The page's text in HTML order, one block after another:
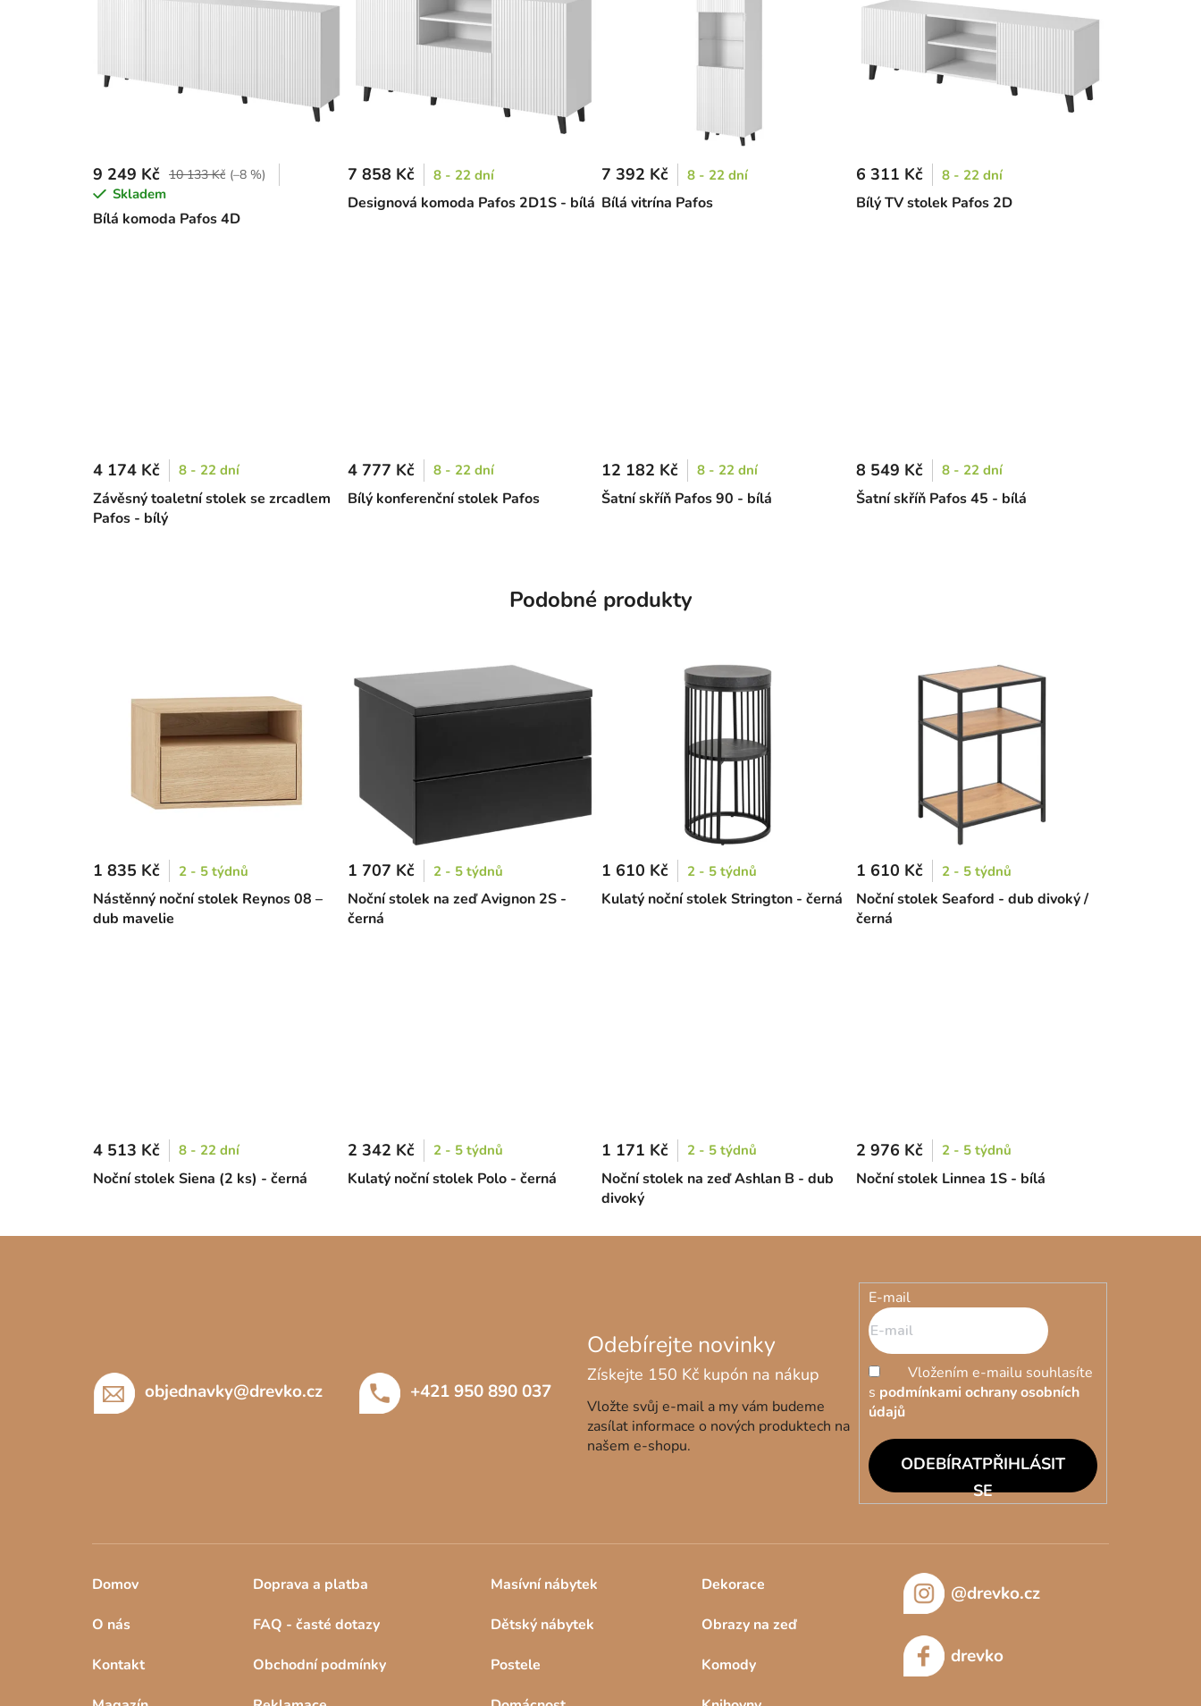
Bílá komoda Pafos 4D
9 249 Kč 10 133 Kč (–8 %)
Skladem Designová komoda Pafos 2D1S - bílá
7 858 Kč 8 - 22 dní
Bílá vitrína Pafos
7 392 Kč 8 - 22 dní
Bílý TV stolek Pafos 2D
6 311 Kč 8 - 22 dní
Závěsný toaletní stolek se zrcadlem
Pafos - bílý
4 174 Kč 8 - 22 dní
Bílý konferenční stolek Pafos
4 777 Kč 8 - 22 dní
Šatní skříň Pafos 90 - bílá
12 182 Kč 8 - 22 dní
Šatní skříň Pafos 45 - bílá
8 549 Kč 8 - 22 dní
Podobné produkty
Nástěnný noční stolek Reynos 08 –
dub mavelie
1 835 Kč 2 - 5 týdnů
Noční stolek na zeď Avignon 2S -
černá
1 707 Kč 2 - 5 týdnů
Kulatý noční stolek Strington - černá
1 610 Kč 2 - 5 týdnů
Noční stolek Seaford - dub divoký /
černá
1 610 Kč 2 - 5 týdnů
Noční stolek Siena (2 ks) - černá
4 513 Kč 8 - 22 dní
Kulatý noční stolek Polo - černá
2 342 Kč 2 - 5 týdnů
Noční stolek na zeď Ashlan B - dub
divoký
1 171 Kč 2 - 5 týdnů
Noční stolek Linnea 1S - bílá
2 976 Kč 2 - 5 týdnů
objednavky@drevko.cz +421 950 890 037
Vložte svůj e-mail a my vám budeme
zasílat informace o nových produktech na
našem e-shopu.
E-mail
Vložením e-mailu souhlasíte
s podmínkami ochrany osobních
údajů
PŘIHLÁSIT
SE
Domov
O nás
Kontakt
Doprava a platba
FAQ - časté dotazy
Obchodní podmínky
Masívní nábytek
Dětský nábytek
Postele
Dekorace
Obrazy na zeď
Komody
@drevko.cz
drevko